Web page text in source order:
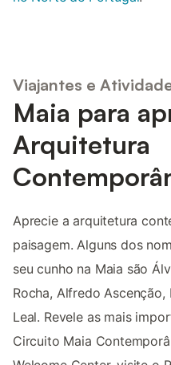
Viajantes e
Maia para
Arquitetura
Aprecie a arquitetura
paisagem. Alguns dos
seu cunho na Maia são
Rocha, Alfredo
Leal. Revele as mais
Circuito Maia